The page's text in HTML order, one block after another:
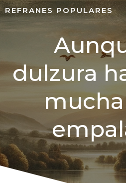
REFRANES POPULARES
dulzura